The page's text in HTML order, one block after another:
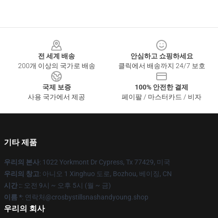
전 세계 배송
200개 이상의 국가로 배송
안심하고 쇼핑하세요
클릭에서 배송까지 24/7 보호
국제 보증
사용 국가에서 제공
100% 안전한 결제
페이팔 / 마스터카드 / 비자
기타 제품
우리의 본사: 1022 Yorkmont Dr Cypress, Tx 77429, 미국
우리의 창고: 아니오 1 Xinghuo 도로, Bozhou, 베이징, CN
시간 :: 오전 9시 ~ 오후 5시 (월 ~ 금)
이름 *: 연락처@crosbystillsnashandyoung.shop
우리의 회사